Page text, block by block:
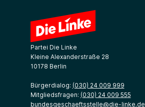
Partei Die Linke
Kleine Alexanderstraße 28
10178 Berlin
Bürgerdialog: (030) 24 009 999
Mitgliedsfragen: (030) 24 009 555
bundesgeschaeftsstelle@die-linke.de